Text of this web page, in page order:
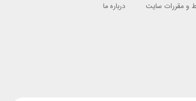
و مقررات سایت
درباره ما